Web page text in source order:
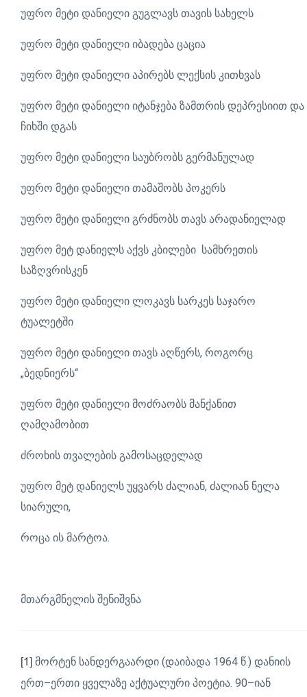
უფრო მეტი დანიელი გუგლავს თავის სახელს
უფრო მეტი დანიელი იბადება ცაცია
უფრო მეტი დანიელი აპირებს ლექსის კითხვას
უფრო მეტი დანიელი იტანჯება ზამთრის დეპრესიით და
ჩიხში დგას
უფრო მეტი დანიელი საუბრობს გერმანულად
უფრო მეტი დანიელი თამაშობს პოკერს
უფრო მეტი დანიელი გრძნობს თავს არადანიელად
უფრო მეტ დანიელს აქვს კბილები სამხრეთის
საზღვრისკენ
უფრო მეტი დანიელი ლოკავს სარკეს საჯარო
ტუალეტში
უფრო მეტი დანიელი თავს აღწერს, როგორც
„ბედნიერს“
უფრო მეტი დანიელი მოძრაობს მანქანით
ღამღამობით
ძროხის თვალების გამოსაცდელად
უფრო მეტ დანიელს უყვარს ძალიან, ძალიან ნელა
სიარული,
როცა ის მარტოა.
მთარგმნელის შენიშვნა
[1] მორტენ სანდერგაარდი (დაიბადა 1964 წ.) დანიის
ერთ–ერთი ყველაზე აქტუალური პოეტია. 90–იან